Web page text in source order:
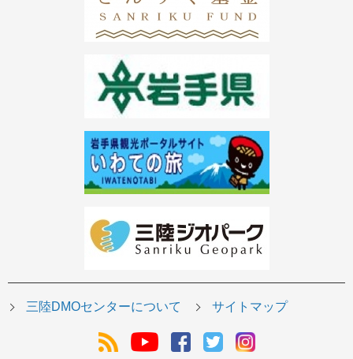
三陸DMOセンターについて サイトマップ